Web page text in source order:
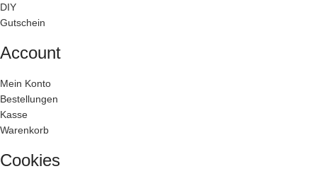
DIY
Gutschein
Account
Mein Konto
Bestellungen
Kasse
Warenkorb
Cookies